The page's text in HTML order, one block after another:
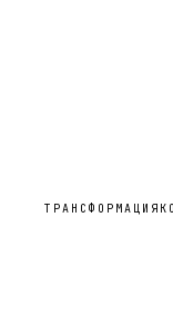
ТРАНСФОРМАЦИЯ